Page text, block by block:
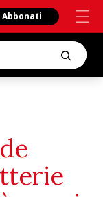
Abbonati